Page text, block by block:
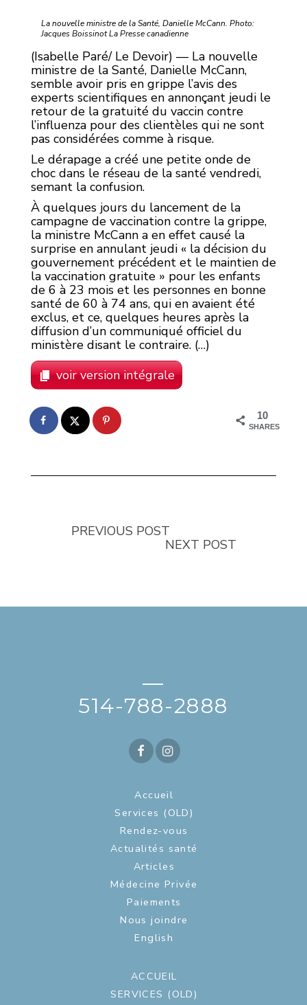
La nouvelle ministre de la Santé, Danielle McCann. Photo:
Jacques Boissinot La Presse canadienne
(Isabelle Paré/ Le Devoir) — La nouvelle
ministre de la Santé, Danielle McCann,
semble avoir pris en grippe l’avis des
experts scientifiques en annonçant jeudi le
retour de la gratuité du vaccin contre
l’influenza pour des clientèles qui ne sont
pas considérées comme à risque.
Le dérapage a créé une petite onde de
choc dans le réseau de la santé vendredi,
semant la confusion.
À quelques jours du lancement de la
campagne de vaccination contre la grippe,
la ministre McCann a en effet causé la
surprise en annulant jeudi « la décision du
gouvernement précédent et le maintien de
la vaccination gratuite » pour les enfants
de 6 à 23 mois et les personnes en bonne
santé de 60 à 74 ans, qui en avaient été
exclus, et ce, quelques heures après la
diffusion d’un communiqué officiel du
ministère disant le contraire. (…)
voir version intégrale
10
SHARES
PREVIOUS POST
NEXT POST
—
514-788-2888
Accueil
Services (OLD)
Rendez-vous
Actualités santé
Articles
Médecine Privée
Paiements
Nous joindre
English
ACCUEIL
SERVICES (OLD)